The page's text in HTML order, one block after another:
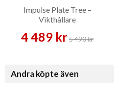
Impulse Plate Tree –
Vikthållare
4 489 kr5 490 kr
Andra köpte även